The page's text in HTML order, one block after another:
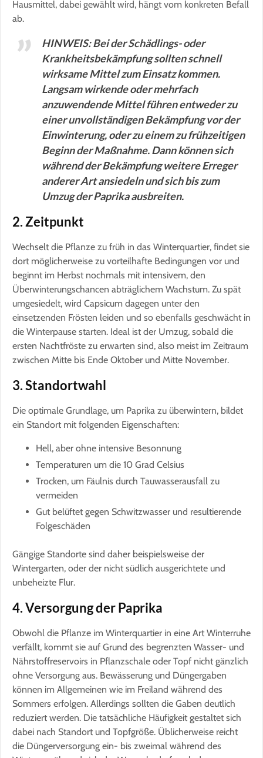
Hausmittel, dabei gewählt wird, hängt vom konkreten Befall
ab.
HINWEIS: Bei der Schädlings- oder
Krankheitsbekämpfung sollten schnell
wirksame Mittel zum Einsatz kommen.
Langsam wirkende oder mehrfach
anzuwendende Mittel führen entweder zu
einer unvollständigen Bekämpfung vor der
Einwinterung, oder zu einem zu frühzeitigen
Beginn der Maßnahme. Dann können sich
während der Bekämpfung weitere Erreger
anderer Art ansiedeln und sich bis zum
Umzug der Paprika ausbreiten.
2. Zeitpunkt
Wechselt die Pflanze zu früh in das Winterquartier, findet sie
dort möglicherweise zu vorteilhafte Bedingungen vor und
beginnt im Herbst nochmals mit intensivem, den
Überwinterungschancen abträglichem Wachstum. Zu spät
umgesiedelt, wird Capsicum dagegen unter den
einsetzenden Frösten leiden und so ebenfalls geschwächt in
die Winterpause starten. Ideal ist der Umzug, sobald die
ersten Nachtfröste zu erwarten sind, also meist im Zeitraum
zwischen Mitte bis Ende Oktober und Mitte November.
3. Standortwahl
Die optimale Grundlage, um Paprika zu überwintern, bildet
ein Standort mit folgenden Eigenschaften:
Hell, aber ohne intensive Besonnung
Temperaturen um die 10 Grad Celsius
Trocken, um Fäulnis durch Tauwasserausfall zu
vermeiden
Gut belüftet gegen Schwitzwasser und resultierende
Folgeschäden
Gängige Standorte sind daher beispielsweise der
Wintergarten, oder der nicht südlich ausgerichtete und
unbeheizte Flur.
4. Versorgung der Paprika
Obwohl die Pflanze im Winterquartier in eine Art Winterruhe
verfällt, kommt sie auf Grund des begrenzten Wasser- und
Nährstoffreservoirs in Pflanzschale oder Topf nicht gänzlich
ohne Versorgung aus. Bewässerung und Düngergaben
können im Allgemeinen wie im Freiland während des
Sommers erfolgen. Allerdings sollten die Gaben deutlich
reduziert werden. Die tatsächliche Häufigkeit gestaltet sich
dabei nach Standort und Topfgröße. Üblicherweise reicht
die Düngerversorgung ein- bis zweimal während des